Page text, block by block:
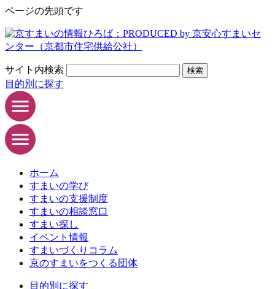
ページの先頭です
サイト内検索 検索
目的別に探す
ホーム
すまいの学び
すまいの支援制度
すまいの相談窓口
すまい探し
イベント情報
すまいづくりコラム
京のすまいをつくる団体
目的別に探す